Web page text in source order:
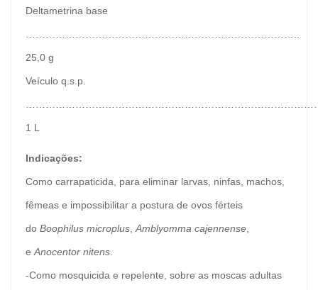
Deltametrina base
25,0 g
Veículo q.s.p.
1 L
Indicações:
Como carrapaticida, para eliminar larvas, ninfas, machos,
fêmeas e impossibilitar a postura de ovos férteis
do Boophilus microplus Amblyomma cajennense
e Anocentor nitens
-Como mosquicida e repelente, sobre as moscas adultas